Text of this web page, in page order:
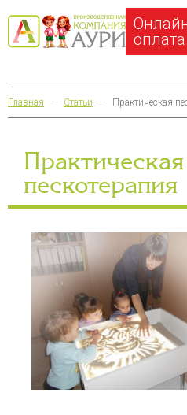
оплата
Главная — Статьи — Практическая
Практическая
пескотерапия